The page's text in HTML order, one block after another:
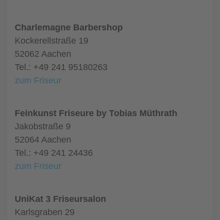
Charlemagne Barbershop
Kockerellstraße 19
52062 Aachen
Tel.: +49 241 95180263
zum Friseur
Feinkunst Friseure by Tobias Müthrath
Jakobstraße 9
52064 Aachen
Tel.: +49 241 24436
zum Friseur
UniKat 3 Friseursalon
Karlsgraben 29